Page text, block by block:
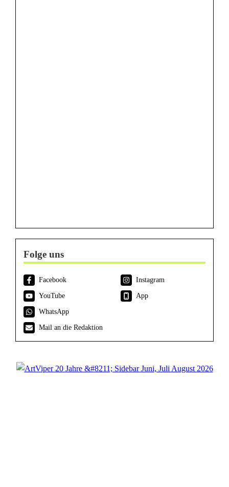
Folge uns
Facebook
Instagram
YouTube
App
WhatsApp
Mail an die Redaktion